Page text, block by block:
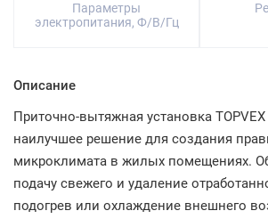
Параметры
электропитания, Ф/В/Гц
Описание
Приточно-вытяжная установка TOPVEX
наилучшее решение для создания
микроклимата в жилых помещениях.
подачу свежего и удаление
подогрев или охлаждение внешнего